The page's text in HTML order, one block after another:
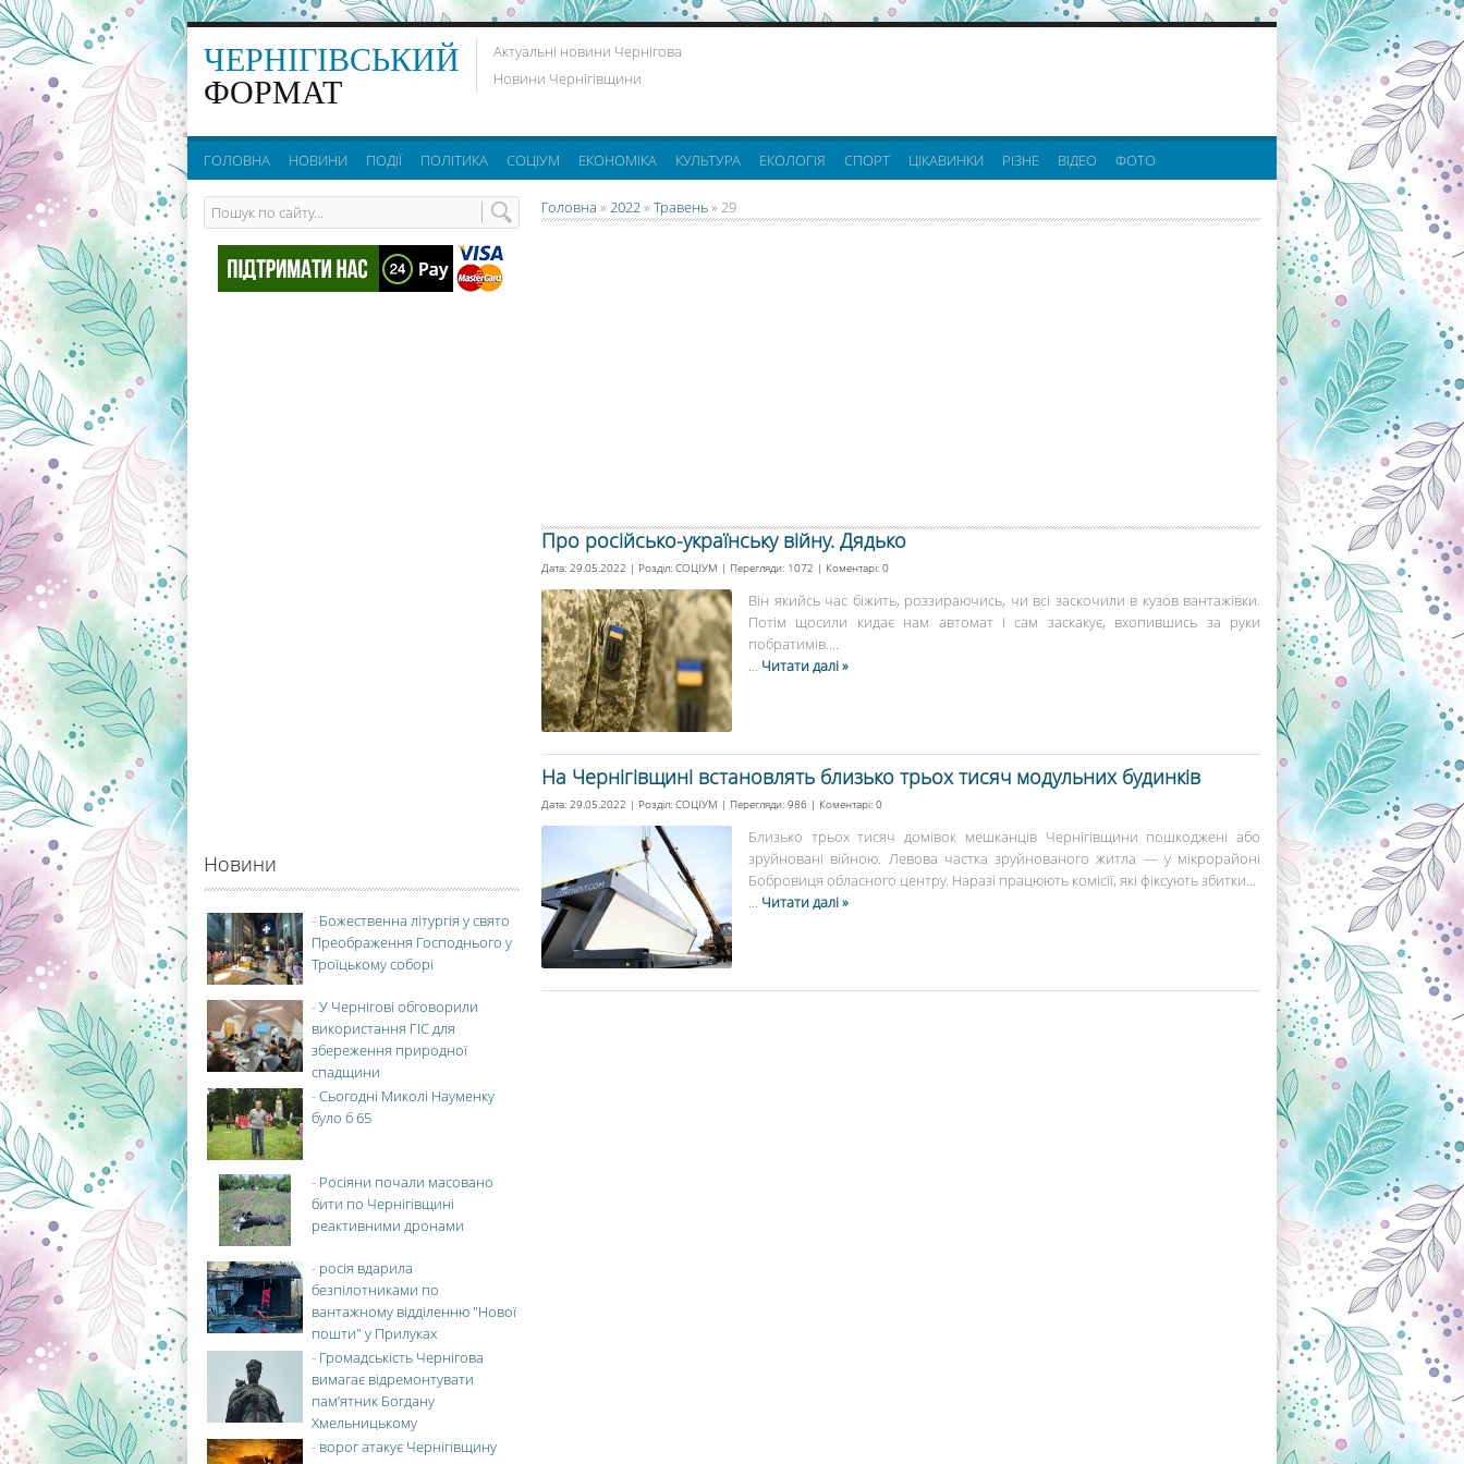
реклама партнерів:
ЧЕРНІГІВСЬКИЙ
ФОРМАТ
Актуальні новини Чернігова
Новини Чернігівщини
ГОЛОВНА НОВИНИ ПОДІЇ ПОЛІТИКА СОЦІУМ ЕКОНОМІКА КУЛЬТУРА ЕКОЛОГІЯ СПОРТ ЦІКАВИНКИ РІЗНЕ ВІДЕО ФОТО
Головна » 2022» Травень» 29
Про російсько-українську війну. Дядько
Дата: 29.05.2022 | Розділ: СОЦІУМ | Перегляди: 1072 | Коментарі: 0
Він якийсь час біжить, роззираючись, чи всі заскочили в кузов вантажівки.
Потім щосили кидає нам автомат і сам заскакує, вхопившись за руки
побратимів....
... Читати далі »
На Чернігівщині встановлять близько трьох тисяч модульних будинків
Дата: 29.05.2022 | Розділ: СОЦІУМ | Перегляди: 986 | Коментарі: 0
Близько трьох тисяч домівок мешканців Чернігівщини пошкоджені або
зруйновані війною. Левова частка зруйнованого житла — у мікрорайоні
Бобровиця обласного центру. Наразі працюють комісії, які фіксують збитки...
... Читати далі »
Новини
- Божественна літургія у свято
Преображення Господнього у
Троїцькому соборі
-У Чернігові обговорили
використання ГІС для
збереження природної
спадщини
-Сьогодні Миколі Науменку
було б 65
- Росіяни почали масовано
бити по Чернігівщині
реактивними дронами
- росія вдарила
безпілотниками по
вантажному відділенню "Нової
пошти" у Прилуках
- Громадськість Чернігова
вимагає відремонтувати
пам’ятник Богдану
Хмельницькому
- ворог атакує Чернігівщину